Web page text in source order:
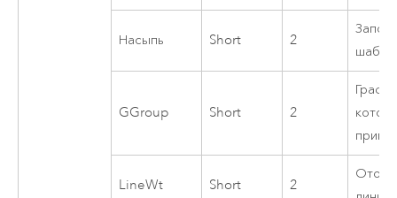
Насыпь Short 2
GGroup Short 2
LineWt Short 2